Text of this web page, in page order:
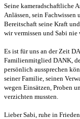
Seine kameradschaftliche
Anlässen, sein
Bereitschaft seine Kraft
wir vermissen und Sabi nie
Es ist für uns an der Zeit
Familienmitglied DANK,
persönlich aussprechen
seiner Familie, seinen
wegen Einsätzen, Proben
verzichten mussten.
Lieber Sabi, ruhe in